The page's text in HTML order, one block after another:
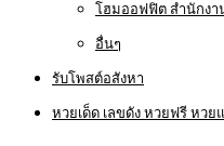
โฮมออฟฟิต สำนักง
อื่นๆ
รับโพสต์อสังหา
หวยเด็ด เลขดัง หวยฟรี หวย